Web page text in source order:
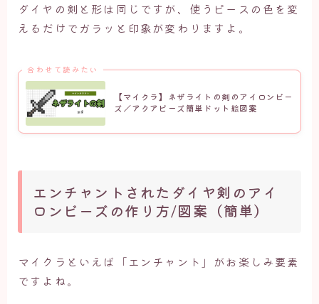
ダイヤの剣と形は同じですが、使うピースの色を変
えるだけでガラッと印象が変わりますよ。
合わせて読みたい
【マイクラ】ネザライトの剣のアイロンビー
ズ／アクアビーズ簡単ドット絵図案
エンチャントされたダイヤ剣のアイ
ロンビーズの作り方/図案（簡単）
マイクラといえば「エンチャント」がお楽しみ要素
ですよね。